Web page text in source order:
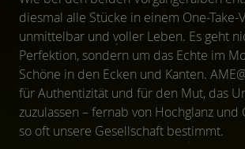
diesmal alle Stücke in einem One-Take-
unmittelbar und voller Leben. Es geht
Perfektion, sondern um das Echte im
Schöne in den Ecken und Kanten.
für Authentizität und für den Mut, das
zuzulassen – fernab von Hochglanz und
so oft unsere Gesellschaft bestimmt.